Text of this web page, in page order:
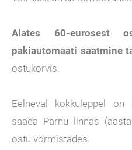
Alates 60-eurosest
pakiautomaati saatmine
ostukorvis.
Eelneval kokkuleppel on
saada Pärnu linnas
ostu vormistades.